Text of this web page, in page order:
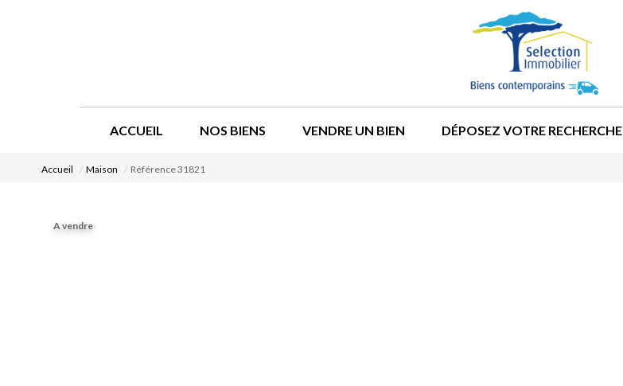
ACCUEIL NOS BIENS VENDRE UN BIEN DÉPOSEZ VOTRE RECHERCHE
Accueil Maison Référence 31821
A vendre